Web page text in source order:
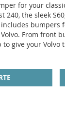
for your
240, the sleek
bumpers
From front
give your Volvo